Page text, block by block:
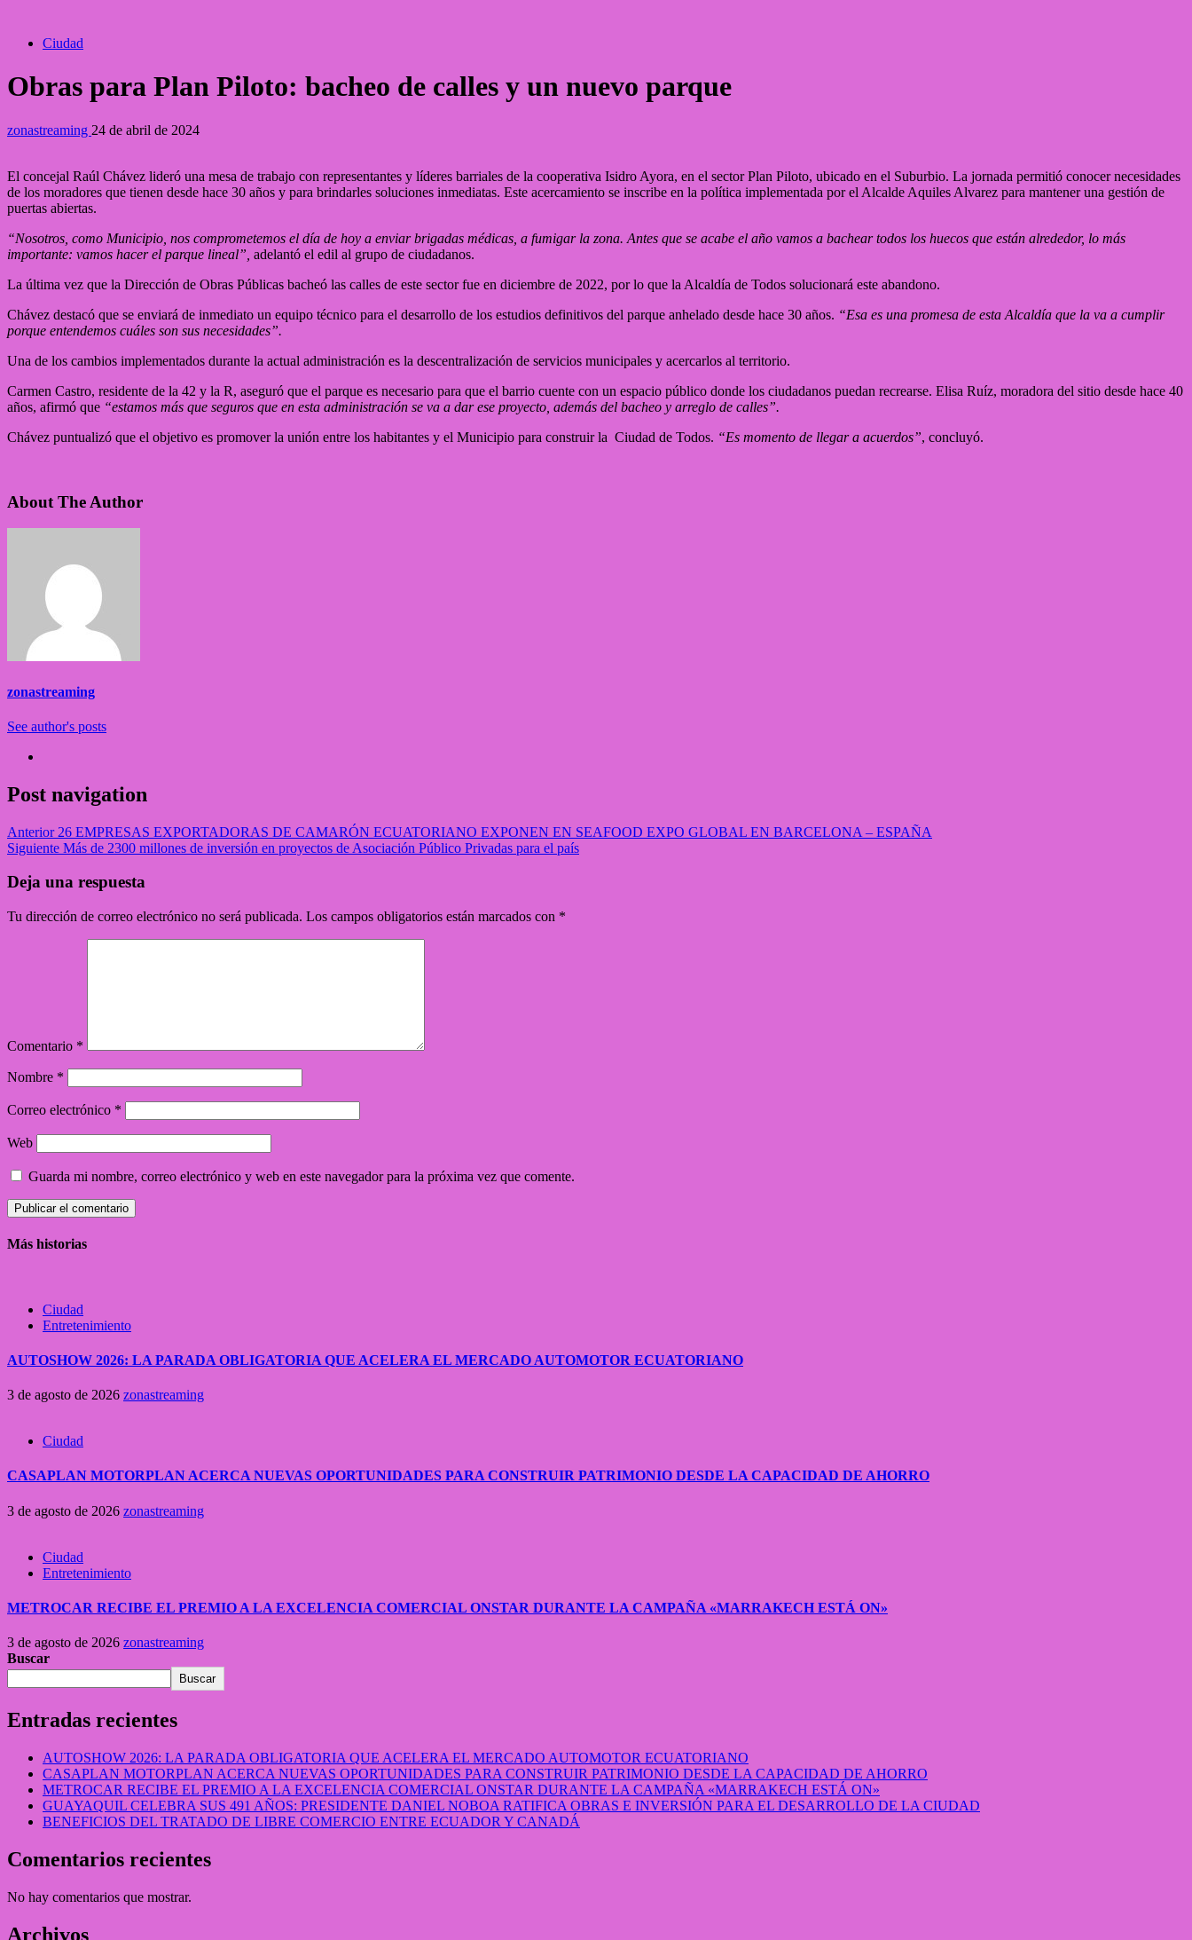
Ciudad
Obras para Plan Piloto: bacheo de calles y un nuevo parque
zonastreaming 24 de abril de 2024
El concejal Raúl Chávez lideró una mesa de trabajo con representantes y líderes barriales de la cooperativa Isidro Ayora, en el sector Plan Piloto, ubicado en el Suburbio. La jornada permitió conocer necesidades
de los moradores que tienen desde hace 30 años y para brindarles soluciones inmediatas. Este acercamiento se inscribe en la política implementada por el Alcalde Aquiles Alvarez para mantener una gestión de
puertas abiertas.
“Nosotros, como Municipio, nos comprometemos el día de hoy a enviar brigadas médicas, a fumigar la zona. Antes que se acabe el año vamos a bachear todos los huecos que están alrededor, lo más
importante: vamos hacer el parque lineal”, adelantó el edil al grupo de ciudadanos.
La última vez que la Dirección de Obras Públicas bacheó las calles de este sector fue en diciembre de 2022, por lo que la Alcaldía de Todos solucionará este abandono.
Chávez destacó que se enviará de inmediato un equipo técnico para el desarrollo de los estudios definitivos del parque anhelado desde hace 30 años. “Esa es una promesa de esta Alcaldía que la va a cumplir
porque entendemos cuáles son sus necesidades”.
Una de los cambios implementados durante la actual administración es la descentralización de servicios municipales y acercarlos al territorio.
Carmen Castro, residente de la 42 y la R, aseguró que el parque es necesario para que el barrio cuente con un espacio público donde los ciudadanos puedan recrearse. Elisa Ruíz, moradora del sitio desde hace 40
años, afirmó que “estamos más que seguros que en esta administración se va a dar ese proyecto, además del bacheo y arreglo de calles”.
Chávez puntualizó que el objetivo es promover la unión entre los habitantes y el Municipio para construir la Ciudad de Todos. “Es momento de llegar a acuerdos”, concluyó.
About The Author
zonastreaming
See author's posts
Post navigation
Anterior26 EMPRESAS EXPORTADORAS DE CAMARÓN ECUATORIANO EXPONEN EN SEAFOOD EXPO GLOBAL EN BARCELONA – ESPAÑA
Siguiente Más de 2300 millones de inversión en proyectos de Asociación Público Privadas para el país
Deja una respuesta
Tu dirección de correo electrónico no será publicada. Los campos obligatorios están marcados con *
Comentario *
Nombre *
Correo electrónico *
Web
Guarda mi nombre, correo electrónico y web en este navegador para la próxima vez que comente.
Más historias
Ciudad
Entretenimiento
AUTOSHOW 2026: LA PARADA OBLIGATORIA QUE ACELERA EL MERCADO AUTOMOTOR ECUATORIANO
3 de agosto de 2026 zonastreaming
Ciudad
CASAPLAN MOTORPLAN ACERCA NUEVAS OPORTUNIDADES PARA CONSTRUIR PATRIMONIO DESDE LA CAPACIDAD DE AHORRO
3 de agosto de 2026 zonastreaming
Ciudad
Entretenimiento
METROCAR RECIBE EL PREMIO A LA EXCELENCIA COMERCIAL ONSTAR DURANTE LA CAMPAÑA «MARRAKECH ESTÁ ON»
3 de agosto de 2026 zonastreaming
Buscar
Buscar
Entradas recientes
AUTOSHOW 2026: LA PARADA OBLIGATORIA QUE ACELERA EL MERCADO AUTOMOTOR ECUATORIANO
CASAPLAN MOTORPLAN ACERCA NUEVAS OPORTUNIDADES PARA CONSTRUIR PATRIMONIO DESDE LA CAPACIDAD DE AHORRO
METROCAR RECIBE EL PREMIO A LA EXCELENCIA COMERCIAL ONSTAR DURANTE LA CAMPAÑA «MARRAKECH ESTÁ ON»
GUAYAQUIL CELEBRA SUS 491 AÑOS: PRESIDENTE DANIEL NOBOA RATIFICA OBRAS E INVERSIÓN PARA EL DESARROLLO DE LA CIUDAD
BENEFICIOS DEL TRATADO DE LIBRE COMERCIO ENTRE ECUADOR Y CANADÁ
Comentarios recientes
No hay comentarios que mostrar.
Archivos